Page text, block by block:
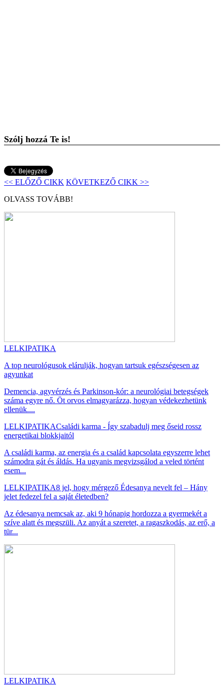
Szólj hozzá Te is!
<< ELŐZŐ CIKK KÖVETKEZŐ CIKK >>
OLVASS TOVÁBB!
LELKIPATIKA
A top neurológusok elárulják, hogyan tartsuk egészségesen az
agyunkat
Demencia, agyvérzés és Parkinson-kór: a neurológiai betegségek
száma egyre nő. Öt orvos elmagyarázza, hogyan védekezhetünk
ellenük....
LELKIPATIKACsaládi karma - Így szabadulj meg őseid rossz
energetikai blokkjaitól
A családi karma, az energia és a család kapcsolata egyszerre lehet
számodra gát és áldás. Ha ugyanis megvizsgálod a veled történt
esem...
LELKIPATIKA8 jel, hogy mérgező Édesanya nevelt fel – Hány
jelet fedezel fel a saját életedben?
Az édesanya nemcsak az, aki 9 hónapig hordozza a gyermekét a
szíve alatt és megszüli. Az anyát a szeretet, a ragaszkodás, az erő, a
tür...
LELKIPATIKA